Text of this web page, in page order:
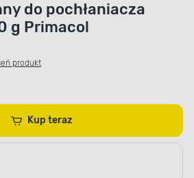
do pochłaniacza
g Primacol
produkt
Kup teraz